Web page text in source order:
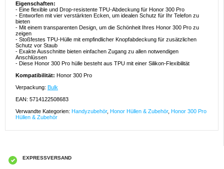
Eigenschaften:
- Eine flexible und Drop-resistente TPU-Abdeckung für Honor 300 Pro
- Entworfen mit vier verstärkten Ecken, um idealen Schutz für Ihr Telefon zu
bieten
- Mit einem transparenten Design, um die Schönheit Ihres Honor 300 Pro zu
zeigen
- Stoßfestes TPU-Hülle mit empfindlicher Knopfabdeckung für zusätzlichen
Schutz vor Staub
- Exakte Ausschnitte bieten einfachen Zugang zu allen notwendigen
Anschlüssen
- Diese Honor 300 Pro hülle besteht aus TPU mit einer Silikon-Flexibilität
Kompatibilität: Honor 300 Pro
Verpackung: Bulk
EAN: 5714122508683
Verwandte Kategorien: Handyzubehör, Honor Hüllen & Zubehör, Honor 300 Pro
Hüllen & Zubehör
EXPRESSVERSAND